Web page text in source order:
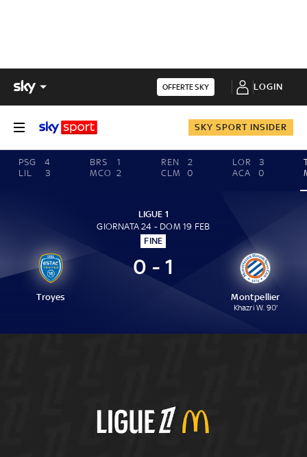
OFFERTE SKY LOGIN
SKY SPORT INSIDER
PSG
4
LIL
3
BRS
1
MCO 2
REN
2
CLM
0
LOR
3
ACA
0
LIGUE 1
GIORNATA 24 - DOM 19 FEB
FINE
Troyes
0 - 1
Montpellier
Khazri W. 90'